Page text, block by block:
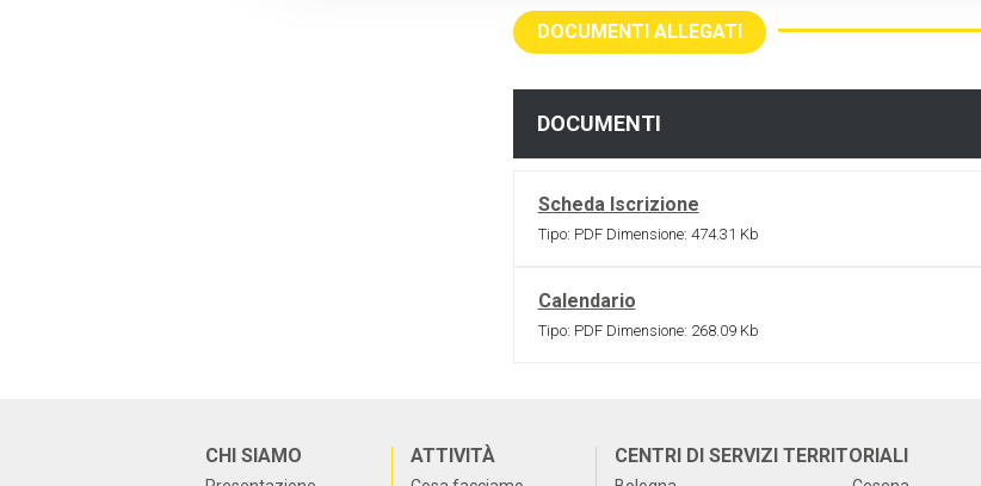
DOCUMENTI ALLEGATI
DOCUMENTI
Scheda Iscrizione
Tipo: PDF Dimensione: 474.31 Kb
Calendario
Tipo: PDF Dimensione: 268.09 Kb
CHI SIAMO ATTIVITÀ CENTRI DI SERVIZI TERRITORIALI